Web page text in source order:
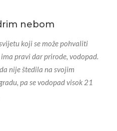
nebom
koji se može pohvaliti
pravi dar prirode, vodopad.
nije štedila na svojim
pa se vodopad visok 21